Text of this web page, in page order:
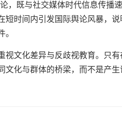
，既与社交媒体时代信息传播
短时间内引发国际舆论风暴，
。
视文化差异与反歧视教育。只有
化与群体的桥梁，而不是产